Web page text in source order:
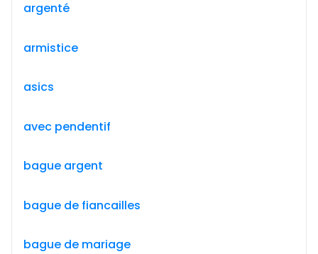
argenté
armistice
asics
avec pendentif
bague argent
bague de fiancailles
bague de mariage